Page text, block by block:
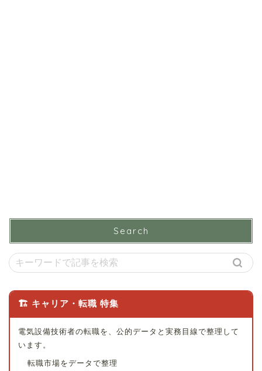
Search
🏗 キャリア・転職 特集
電気設備技術者の転職を、公的データと実務目線で整理して
います。
転職市場をデータで整理